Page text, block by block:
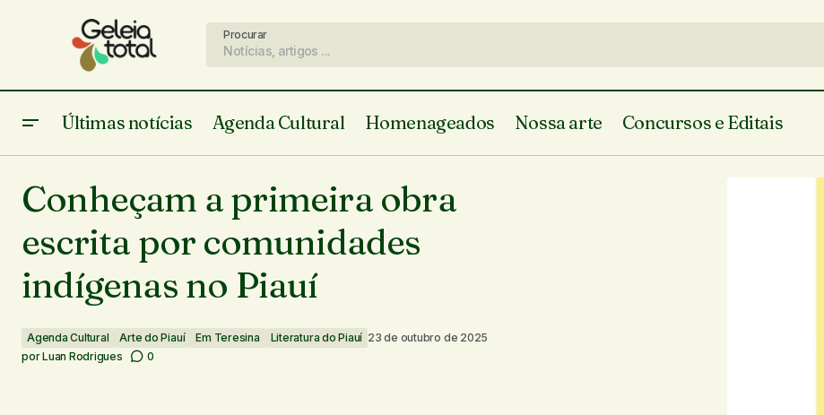
Procurar
Últimas notícias Agenda Cultural Homenageados Nossa arte Concursos e Editais
piauiense no digital
Literatura do Piauí
Conheçam a primeira obra escrita por
Conheçam a primeira obra
escrita por comunidades
indígenas no Piauí
Agenda Cultural Arte do Piauí Em Teresina Literatura do Piauí 23 de outubro de 2025
porLuan Rodrigues 0